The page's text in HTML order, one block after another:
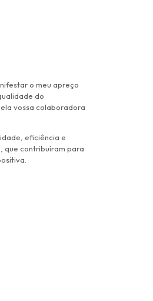
o meu apreço
do
vossa colaboradora
eficiência e
que contribuíram para